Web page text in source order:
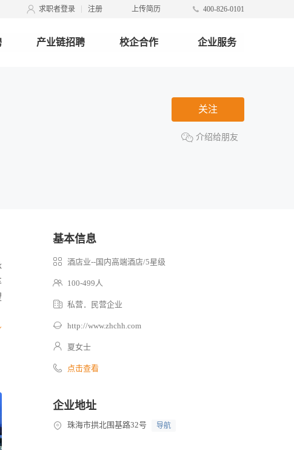
求职者登录 注册 上传简历 400-826-0101
产业链招聘 校企合作 企业服务
关注
介绍给朋友
基本信息
酒店业--国内高端酒店/5星级
100-499人
私营．民营企业
http://www.zhchh.com
夏女士
点击查看
企业地址
珠海市拱北围基路32号 导航